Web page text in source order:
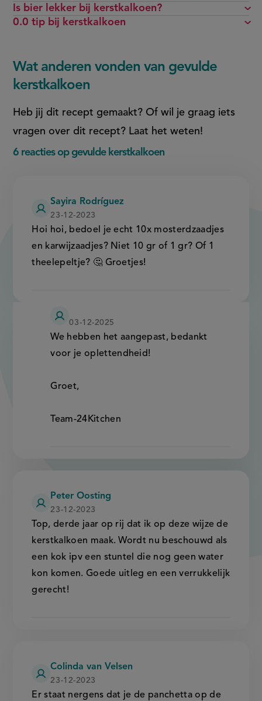
Is bier lekker bij kerstkalkoen?
0.0 tip bij kerstkalkoen
Wat anderen vonden van gevulde
kerstkalkoen
Heb jij dit recept gemaakt? Of wil je graag iets
vragen over dit recept? Laat het weten!
6 reacties op gevulde kerstkalkoen
Hoi hoi, bedoel je echt 10x mosterdzaadjes
en karwijzaadjes? Niet 10 gr of 1 gr? Of 1
theelepeltje? 🤔 Groetjes!
Sayira Rodríguez
23-12-2023
We hebben het aangepast, bedankt
voor je oplettendheid!
Groet,
Team-24Kitchen
kitchen
03-12-2025
Top, derde jaar op rij dat ik op deze wijze de
kerstkalkoen maak. Wordt nu beschouwd als
een kok ipv een stuntel die nog geen water
kon komen. Goede uitleg en een verrukkelijk
gerecht!
Peter Oosting
23-12-2023
Er staat nergens dat je de panchetta op de
Colinda van Velsen
23-12-2023